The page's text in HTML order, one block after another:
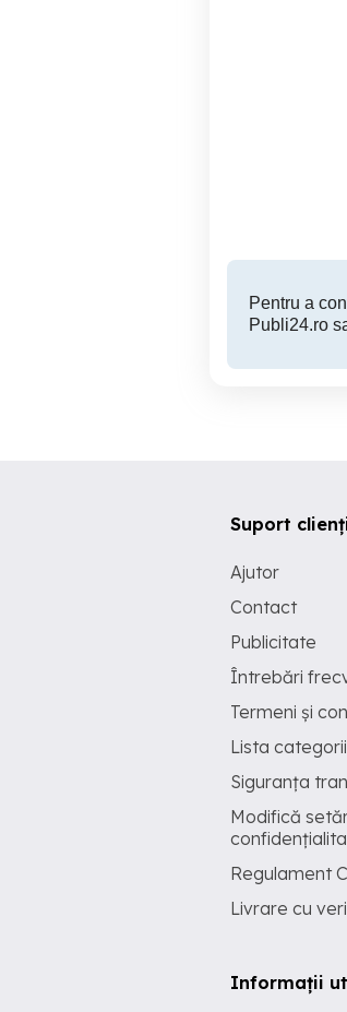
Pentru a
Publi24.ro
Suport
Ajutor
Contact
Publicitate
Întrebări
Termeni și
Lista
Siguranța
Modifică
Regulament
Livrare cu
Informații